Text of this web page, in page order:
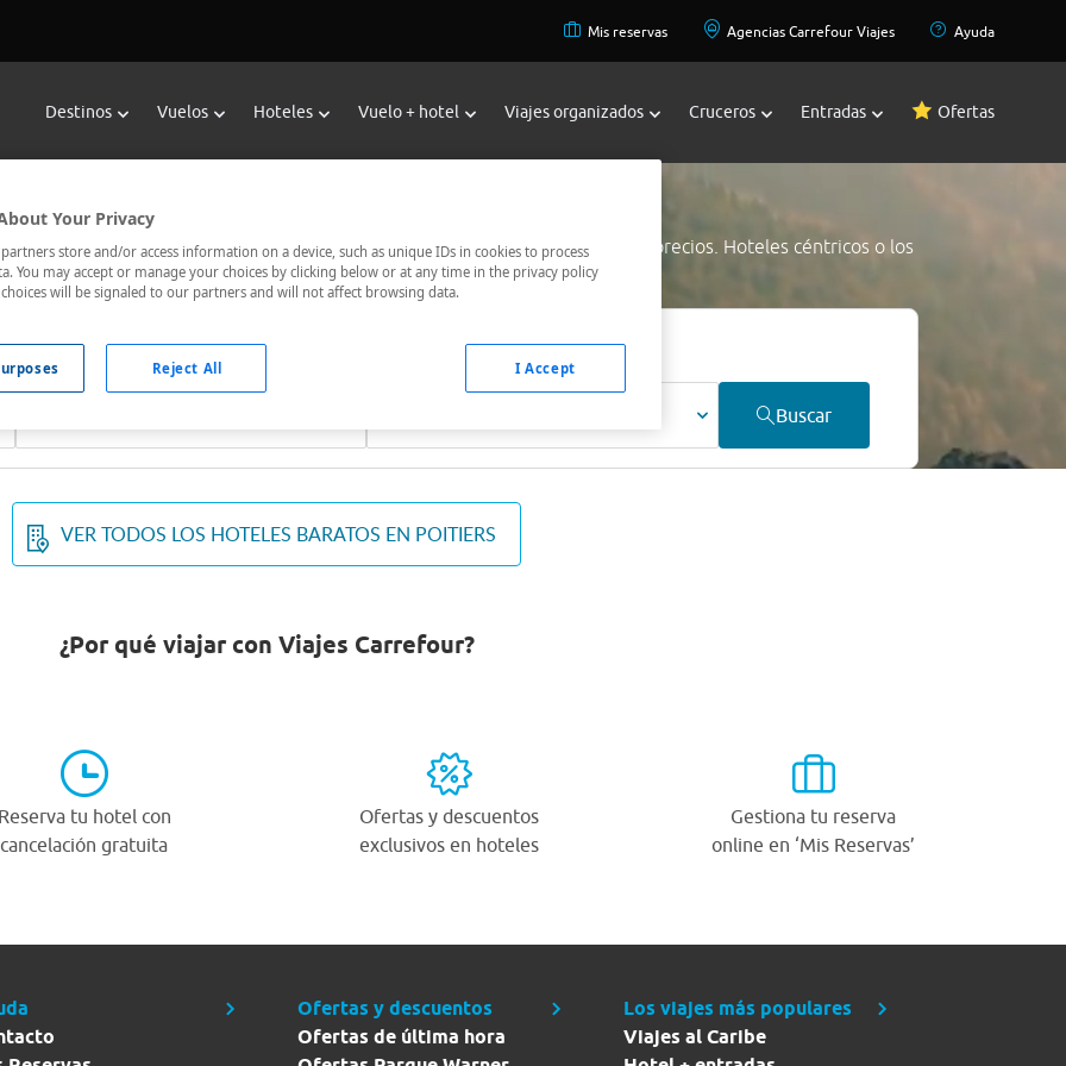
Mis reservas Agencias Carrefour Viajes Ayuda
Destinos Vuelos Hoteles Vuelo + hotel Viajes organizados Cruceros Entradas Ofertas
Reservar Hoteles en Poitiers
de Viajes Carrefour te ofrecehoteles baratos en Poitiersa los mejores precios. Hoteles céntricos o los
el hotel que busques nosotros te lo encontramos al mejor precio.
Fechas *
Buscar
VER TODOS LOS HOTELES BARATOS EN POITIERS
¿Por qué viajar con Viajes Carrefour?
Reserva tu hotel con
cancelación gratuita
Ofertas y descuentos
exclusivos en hoteles
Gestiona tu reserva
online en ‘Mis Reservas’
Ofertas y descuentos
Ofertas de última hora
Los viajes más populares
Viajes al Caribe
Your Privacy
store and/or access information on a device, such as unique IDs in cookies to process
You may accept or manage your choices by clicking below or at any time in the privacy policy
choices will be signaled to our partners and will not affect browsing data.
Reject All I Accept